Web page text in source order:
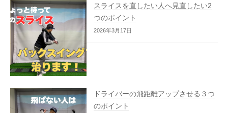
スライスを直したい人へ見直したい2
つのポイント
2026年3月17日
ドライバーの飛距離アップさせる３つ
のポイント